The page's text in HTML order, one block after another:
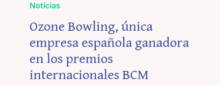
Los empresarios hablan
Jornadas de Turismo
Noticias
Ozone Bowling, única
empresa española ganadora
en los premios
internacionales BCM